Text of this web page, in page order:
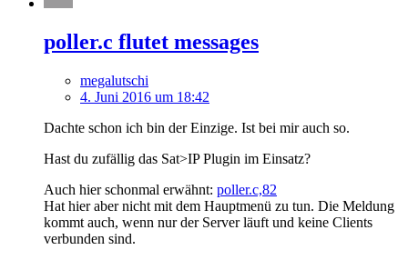
poller.c flutet messages
megalutschi
4. Juni 2016 um 18:42
Dachte schon ich bin der Einzige. Ist bei mir auch so.
Hast du zufällig das Sat>IP Plugin im Einsatz?
Auch hier schonmal erwähnt: poller.c,82
Hat hier aber nicht mit dem Hauptmenü zu tun. Die Meldung
kommt auch, wenn nur der Server läuft und keine Clients
verbunden sind.